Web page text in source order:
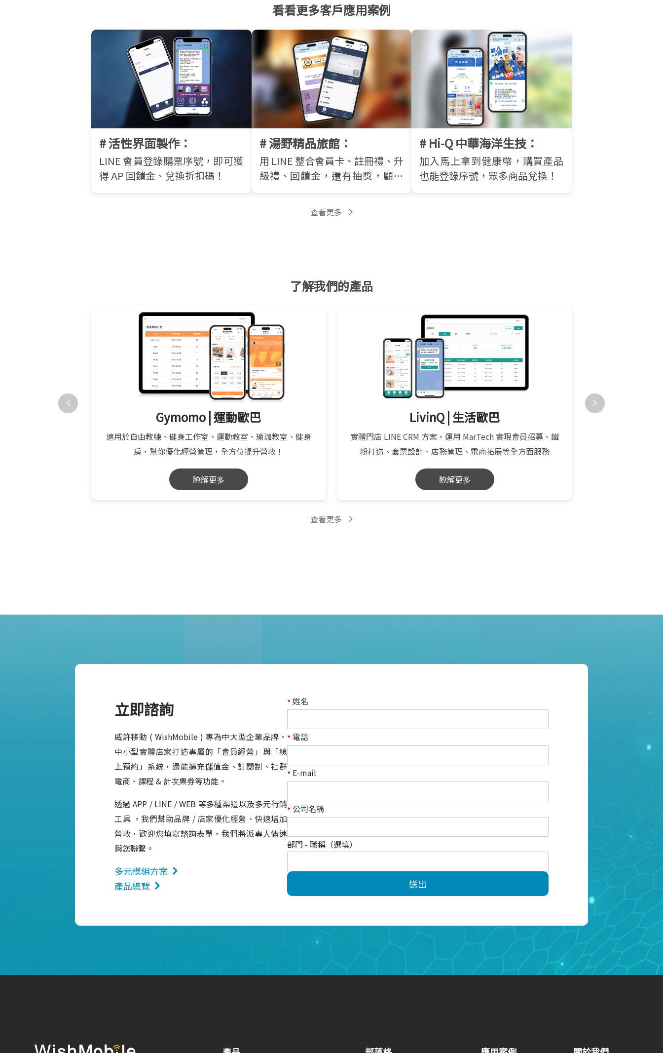
看看更多客戶應用案例
# 活性界面製作：
LINE 會員登錄購票序號，即可獲
得 AP 回饋金、兌換折扣碼！
# 湯野精品旅館：
用 LINE 整合會員卡、註冊禮、升
級禮、回饋金，還有抽獎，顧客
# Hi-Q 中華海洋生技：
加入馬上拿到健康幣，購買產品
也能登錄序號，眾多商品兌換！
查看更多
了解我們的產品
Gymomo | 運動歐巴
適用於自由教練、健身工作室、運動教室、瑜珈教室、健身
房，幫你優化經營管理，全方位提升營收！
瞭解更多
LivinQ | 生活歐巴
實體門店 LINE CRM 方案，運用 MarTech 實現會員招募、鐵
粉打造、套票設計、店務管理、電商拓展等全方面服務
瞭解更多
查看更多
立即諮詢
威許移動 ( WishMobile ) 專為中大型企業品牌、
中小型實體店家打造專屬的「會員經營」與「線
上預約」系統，還能擴充儲值金、訂閱制、社群
電商、課程 & 計次票券等功能。
透過 APP / LINE / WEB 等多種渠道以及多元行銷
工具 ，我們幫助品牌 / 店家優化經營、快速增加
營收，歡迎您填寫諮詢表單，我們將派專人儘速
與您聯繫。
多元模組方案
產品總覽
*姓名
* 電話
* E-mail
* 公司名稱
部門 - 職稱（選填）
送出